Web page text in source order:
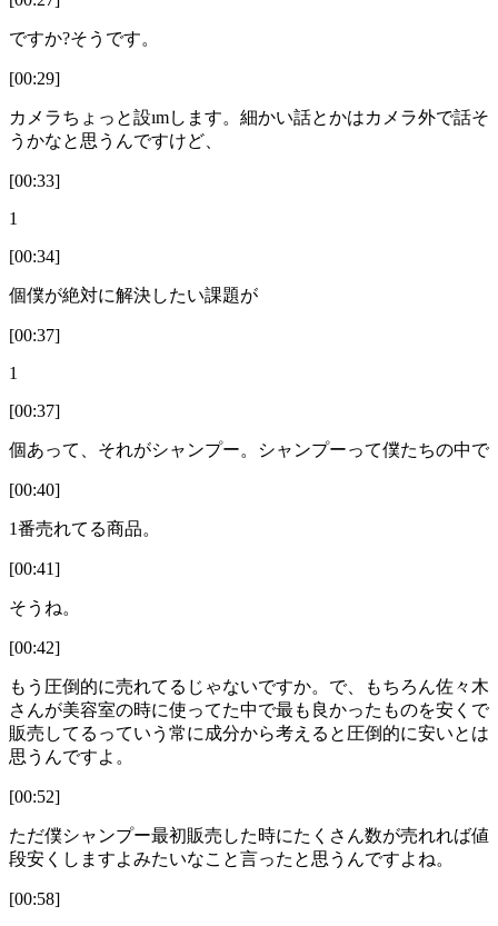
ですか?そうです。
[00:29]
カメラちょっと設ımします。細かい話とかはカメラ外で話そ
うかなと思うんですけど、
[00:33]
1
[00:34]
個僕が絶対に解決したい課題が
[00:37]
1
[00:37]
個あって、それがシャンプー。シャンプーって僕たちの中で
[00:40]
1番売れてる商品。
[00:41]
そうね。
[00:42]
もう圧倒的に売れてるじゃないですか。で、もちろん佐々木
さんが美容室の時に使ってた中で最も良かったものを安くで
販売してるっていう常に成分から考えると圧倒的に安いとは
思うんですよ。
[00:52]
ただ僕シャンプー最初販売した時にたくさん数が売れれば値
段安くしますよみたいなこと言ったと思うんですよね。
[00:58]